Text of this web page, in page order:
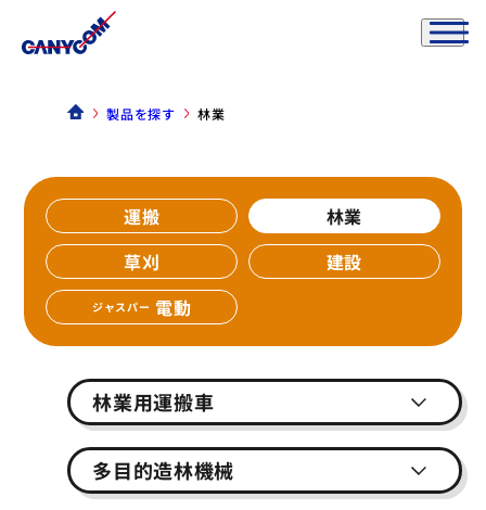
製品を探す 林業
運搬
林業
草刈
建設
ジャスパー 電動
林業用運搬車
多目的造林機械